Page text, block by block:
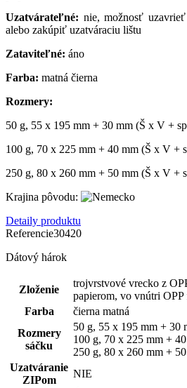
Uzatvárateľné: nie, možnosť
alebo zakúpiť uzatváraciu lištu
Zataviteľné: áno
Farba: matná čierna
Rozmery:
50 g, 55 x 195 mm + 30 mm (Š x V +
100 g, 70 x 225 mm + 40 mm (Š x V +
250 g, 80 x 260 mm + 50 mm (Š x V +
Krajina pôvodu:
Detaily produktu
Referencie30420
Dátový hárok
Zloženie
trojvrstvové vrecko z
papierom, vo vnútri OPP
Farba
čierna matná
Rozmery
sáčku
50 g, 55 x 195 mm + 30
100 g, 70 x 225 mm +
250 g, 80 x 260 mm +
Uzatváranie
ZIPom
NIE